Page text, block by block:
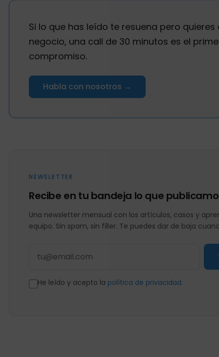
Si lo que has leído te resuena pero
negocio, una call de 30 minutos es el
compromiso.
Habla con nosotros →
NEWSLETTER
Recibe en tu bandeja lo que
Una newsletter mensual con los artículos, casos y
equipo. Sin spam, sin filler. Te puedes dar de baja
He leído y acepto la política de privacidad.